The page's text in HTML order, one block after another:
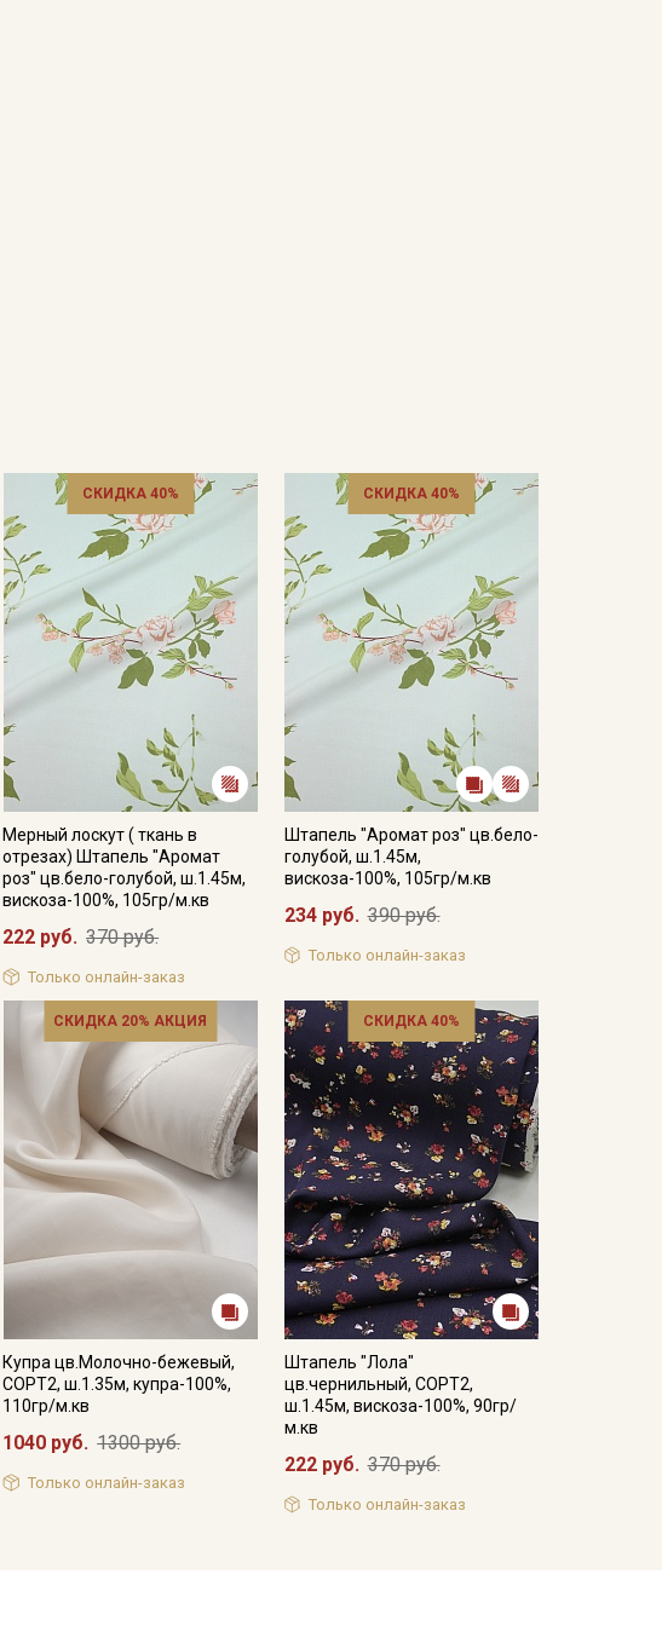
СКИДКА 40%
Мерный лоскут ( ткань в
отрезах) Штапель "Аромат
роз" цв.бело-голубой, ш.1.45м,
вискоза-100%, 105гр/м.кв
222 руб. 370 руб.
Только онлайн-заказ
СКИДКА 40%
Штапель "Аромат роз" цв.бело-
голубой, ш.1.45м,
вискоза-100%, 105гр/м.кв
234 руб. 390 руб.
Только онлайн-заказ
СКИДКА 20% АКЦИЯ
Купра цв.Молочно-бежевый,
СОРТ2, ш.1.35м, купра-100%,
110гр/м.кв
1040 руб. 1300 руб.
Только онлайн-заказ
СКИДКА 40%
Штапель "Лола"
цв.чернильный, СОРТ2,
ш.1.45м, вискоза-100%, 90гр/
м.кв
222 руб. 370 руб.
Только онлайн-заказ